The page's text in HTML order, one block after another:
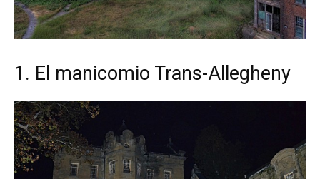
1. El manicomio Trans-Allegheny